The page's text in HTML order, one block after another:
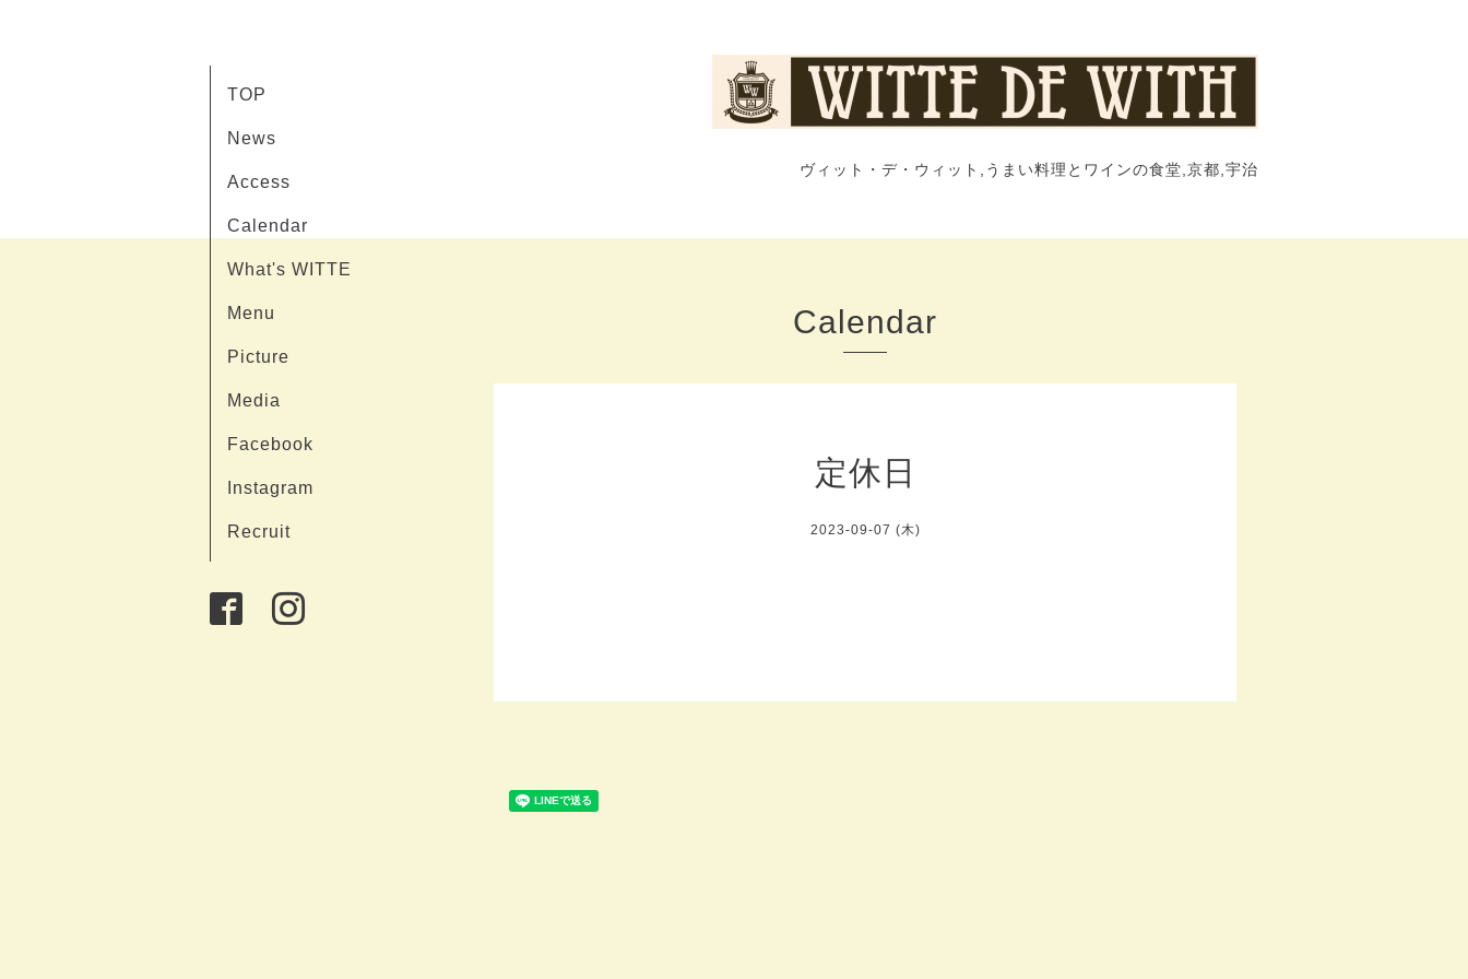
ヴィット・デ・ウィット,うまい料理とワインの食堂,京都,宇治
TOP
News
Access
Calendar
What's WITTE
Menu
Picture
Media
Facebook
Instagram
Recruit
Calendar
定休日
2023-09-07 (木)